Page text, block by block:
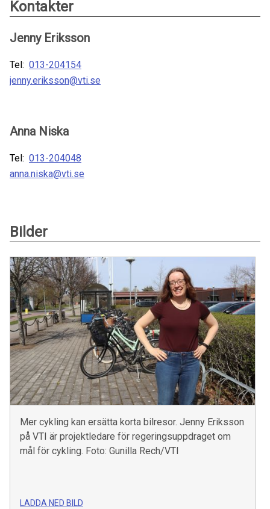
Kontakter
Jenny Eriksson
Tel: 013-204154
jenny.eriksson@vti.se
Anna Niska
Tel: 013-204048
anna.niska@vti.se
Bilder
Mer cykling kan ersätta korta bilresor. Jenny Eriksson
på VTI är projektledare för regeringsuppdraget om
mål för cykling. Foto: Gunilla Rech/VTI
LADDA NED BILD